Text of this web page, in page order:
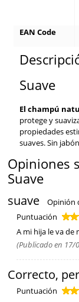
EAN Code
Suave
El champú
protege y
propiedades
suaves. Sin
Opiniones
Suave
suave Opinión
Puntuación
A mi hija le va de
(Publicado en 17/
Correcto,
Puntuación